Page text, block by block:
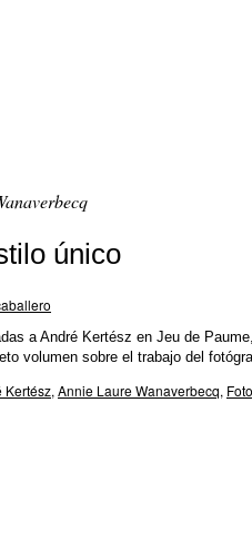
único
a André Kertész en Jeu de
volumen sobre el trabajo del
Kertész, Annie Laure Wanaverbecq,